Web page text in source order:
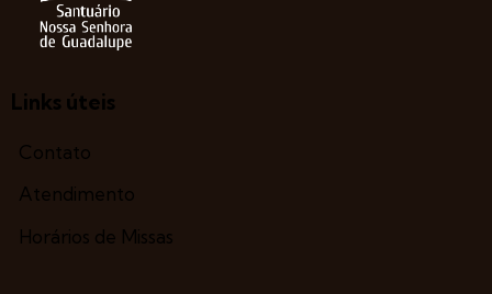
Links úteis
Contato
Atendimento
Horários de Missas